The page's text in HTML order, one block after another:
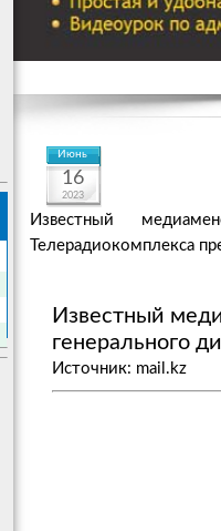
Июнь
16
2023
Известный
Телерадиокомплекса
Известный
генерального
Источник: mail.kz